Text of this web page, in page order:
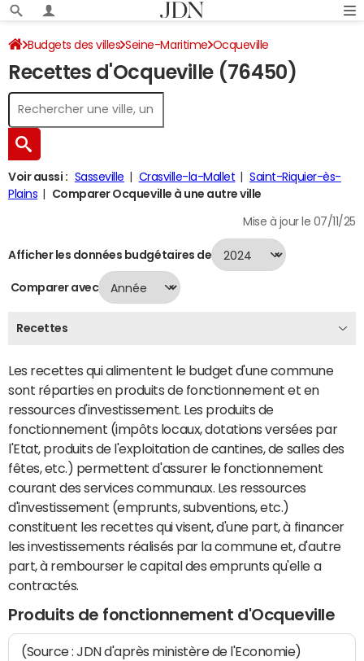
Budgets des villes Seine-Maritime Ocqueville
Recettes 2024
Recettes d'Ocqueville (76450)
Voir aussi : Sasseville Crasville-la-Mallet
Saint-Riquier-ès-
Plains
Comparer Ocqueville à une autre ville
Mise à jour le 07/11/25
Afficher les données budgétaires de
Comparer avec
Recettes
Les recettes qui alimentent le budget d'une commune
sont réparties en produits de fonctionnement et en
ressources d'investissement. Les produits de
fonctionnement (impôts locaux, dotations versées par
l'Etat, produits de l'exploitation de cantines, de salles des
fêtes, etc.) permettent d'assurer le fonctionnement
courant des services communaux. Les ressources
d'investissement (emprunts, subventions, etc.)
constituent les recettes qui visent, d'une part, à financer
les investissements réalisés par la commune et, d'autre
part, à rembourser le capital des emprunts qu'elle a
contractés.
Produits de fonctionnement d'Ocqueville
(Source : JDN d'après ministère de l'Economie)